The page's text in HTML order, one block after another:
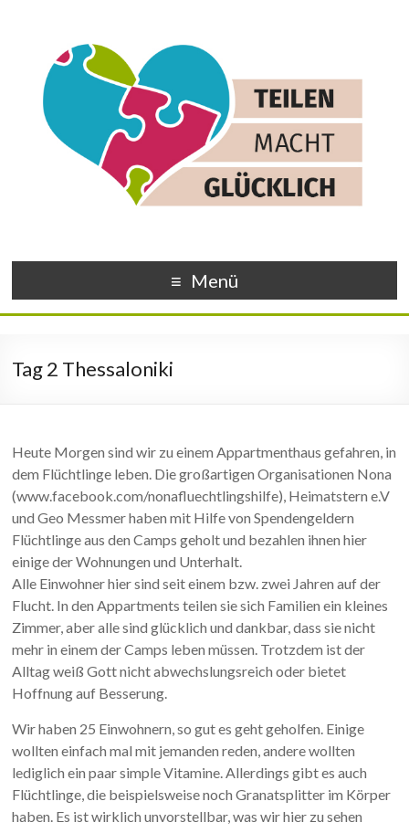
Menü
Tag 2 Thessaloniki
Heute Morgen sind wir zu einem Appartmenthaus gefahren, in
dem Flüchtlinge leben. Die großartigen Organisationen Nona
(www.facebook.com/nonafluechtlingshilfe), Heimatstern e.V
und Geo Messmer haben mit Hilfe von Spendengeldern
Flüchtlinge aus den Camps geholt und bezahlen ihnen hier
einige der Wohnungen und Unterhalt.
Alle Einwohner hier sind seit einem bzw. zwei Jahren auf der
Flucht. In den Appartments teilen sie sich Familien ein kleines
Zimmer, aber alle sind glücklich und dankbar, dass sie nicht
mehr in einem der Camps leben müssen. Trotzdem ist der
Alltag weiß Gott nicht abwechslungsreich oder bietet
Hoffnung auf Besserung.
Wir haben 25 Einwohnern, so gut es geht geholfen. Einige
wollten einfach mal mit jemanden reden, andere wollten
lediglich ein paar simple Vitamine. Allerdings gibt es auch
Flüchtlinge, die beispielsweise noch Granatsplitter im Körper
haben. Es ist wirklich unvorstellbar, was wir hier zu sehen